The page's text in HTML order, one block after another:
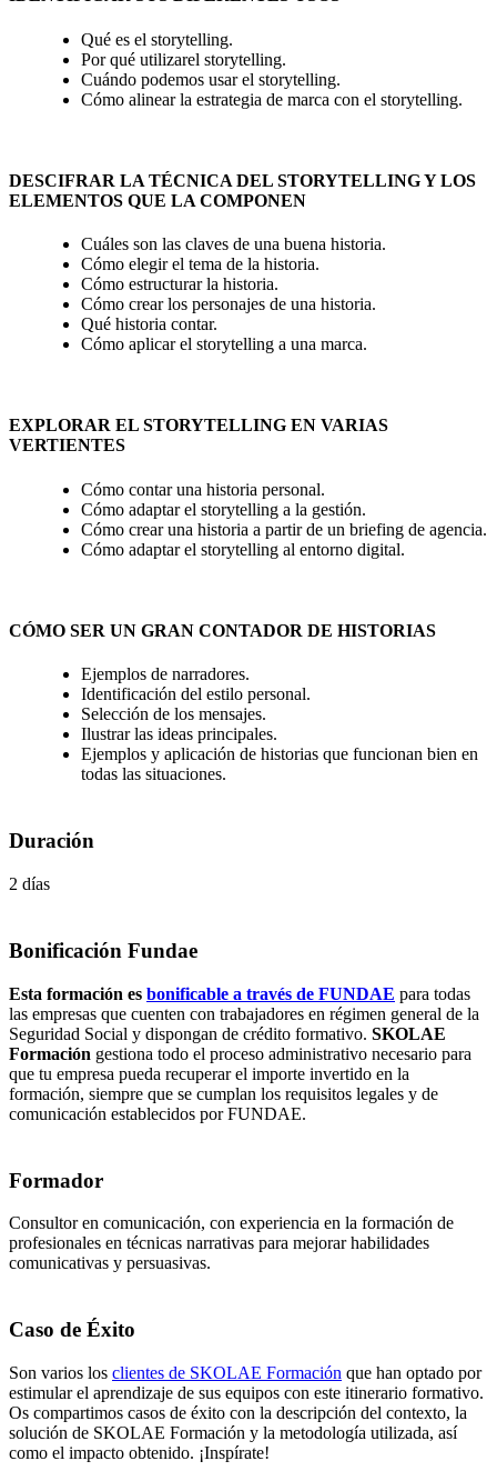
Qué es el storytelling.
Por qué utilizarel storytelling.
Cuándo podemos usar el storytelling.
Cómo alinear la estrategia de marca con el storytelling.
DESCIFRAR LA TÉCNICA DEL STORYTELLING Y LOS
ELEMENTOS QUE LA COMPONEN
Cuáles son las claves de una buena historia.
Cómo elegir el tema de la historia.
Cómo estructurar la historia.
Cómo crear los personajes de una historia.
Qué historia contar.
Cómo aplicar el storytelling a una marca.
EXPLORAR EL STORYTELLING EN VARIAS
VERTIENTES
Cómo contar una historia personal.
Cómo adaptar el storytelling a la gestión.
Cómo crear una historia a partir de un briefing de agencia.
Cómo adaptar el storytelling al entorno digital.
CÓMO SER UN GRAN CONTADOR DE HISTORIAS
Ejemplos de narradores.
Identificación del estilo personal.
Selección de los mensajes.
Ilustrar las ideas principales.
Ejemplos y aplicación de historias que funcionan bien en
todas las situaciones.
Duración
2 días
Bonificación Fundae
Esta formación es bonificable a través de FUNDAE para todas
las empresas que cuenten con trabajadores en régimen general de la
Seguridad Social y dispongan de crédito formativo. SKOLAE
Formación gestiona todo el proceso administrativo necesario para
que tu empresa pueda recuperar el importe invertido en la
formación, siempre que se cumplan los requisitos legales y de
comunicación establecidos por FUNDAE.
Formador
Consultor en comunicación, con experiencia en la formación de
profesionales en técnicas narrativas para mejorar habilidades
comunicativas y persuasivas.
Caso de Éxito
Son varios los clientes de SKOLAE Formación que han optado por
estimular el aprendizaje de sus equipos con este itinerario formativo.
Os compartimos casos de éxito con la descripción del contexto, la
solución de SKOLAE Formación y la metodología utilizada, así
como el impacto obtenido. ¡Inspírate!